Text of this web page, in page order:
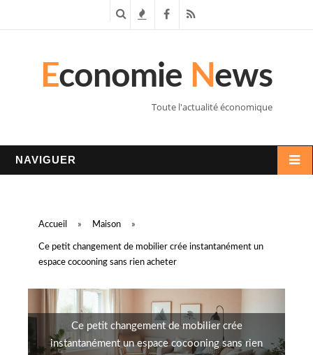
c n
s
F
c
R
S
Economie News
Toute l'actualité économique
NAVIGUER
Accueil » Maison »
Ce petit changement de mobilier crée instantanément un
espace cocooning sans rien acheter
Ce petit changement de mobilier crée
instantanément un espace cocooning sans rien